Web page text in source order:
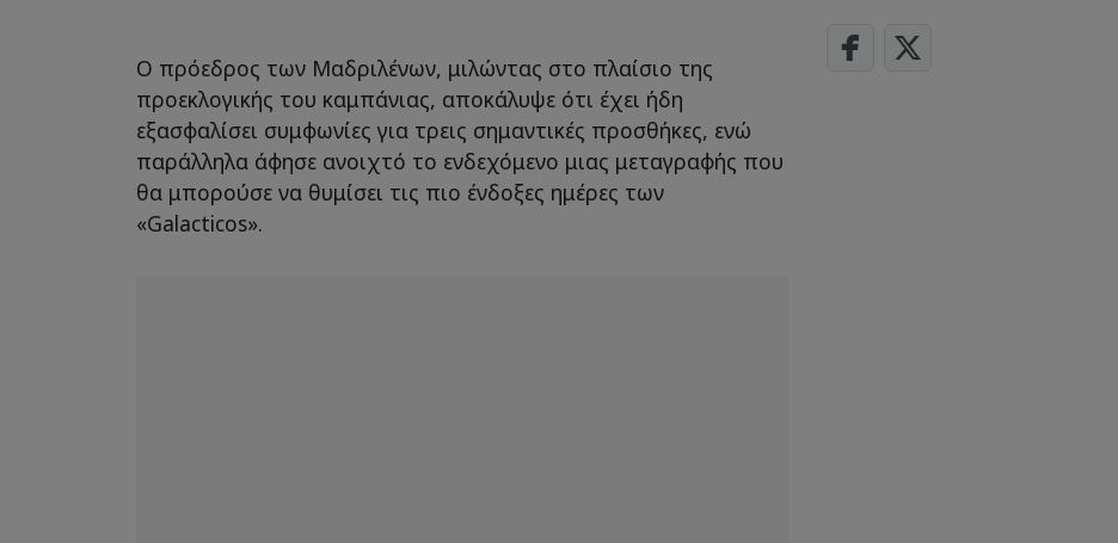
Ο πρόεδρος των Μαδριλένων, μιλώντας στο πλαίσιο της
προεκλογικής του καμπάνιας, αποκάλυψε ότι έχει ήδη
εξασφαλίσει συμφωνίες για τρεις σημαντικές προσθήκες, ενώ
παράλληλα άφησε ανοιχτό το ενδεχόμενο μιας μεταγραφής που
θα μπορούσε να θυμίσει τις πιο ένδοξες ημέρες των
«Galacticos».